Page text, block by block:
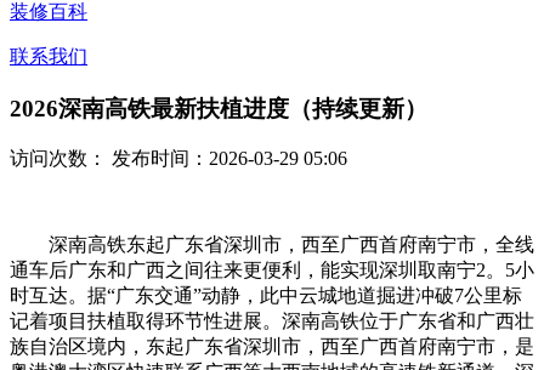
装修百科
联系我们
2026深南高铁最新扶植进度（持续更新）
访问次数： 发布时间：2026-03-29 05:06
深南高铁东起广东省深圳市，西至广西首府南宁市，全线
通车后广东和广西之间往来更便利，能实现深圳取南宁2。5小
时互达。据“广东交通”动静，此中云城地道掘进冲破7公里标
记着项目扶植取得环节性进展。深南高铁位于广东省和广西壮
族自治区境内，东起广东省深圳市，西至广西首府南宁市，是